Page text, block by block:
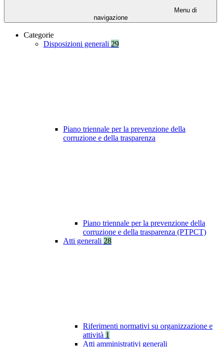
Menu di
navigazione
Categorie
Disposizioni generali 29
Piano triennale per la prevenzione della
corruzione e della trasparenza
Piano triennale per la prevenzione della
corruzione e della trasparenza (PTPCT)
Atti generali 28
Riferimenti normativi su organizzazione e
attività 1
Atti amministrativi generali